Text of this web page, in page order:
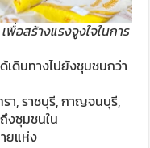
พื่อสร้างแรงจูงใจในการ
เดินทางไปยังชุมชนกว่า
รา, ราชบุรี, กาญจนบุรี,
งชุมชนใน
ยแห่ง